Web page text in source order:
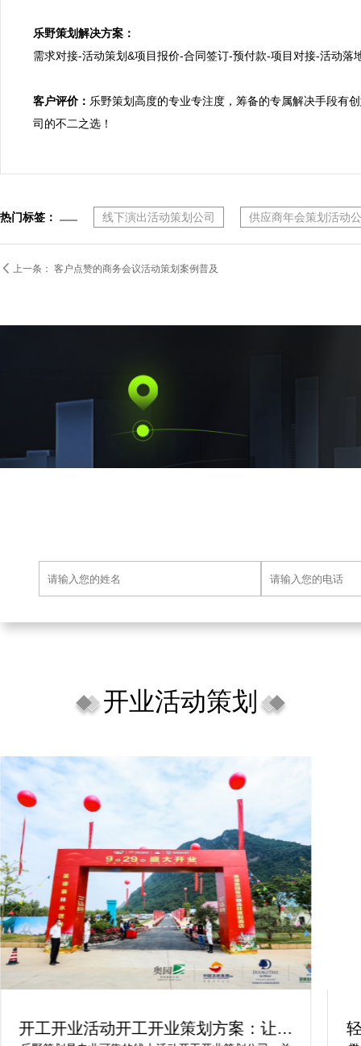
乐野策划解决方案：
需求对接-活动策划&项目报价-合同签订-预付款-项目对接-活动落
客户评价： 乐野策划高度的专业专注度，筹备的专属解决手段有
司的不二之选！
热门标签： 线下演出活动策划公司 供应商年会策划活动
 上一条： 客户点赞的商务会议活动策划案例普及
开业活动策划
开工开业活动开工开业策划方案：让你